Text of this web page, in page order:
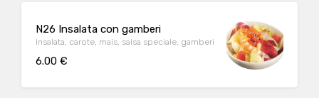
N26 Insalata con gamberi
Insalata, carote, mais, salsa speciale, gamberi
6.00 €